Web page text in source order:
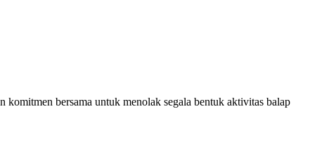
komitmen bersama untuk menolak segala bentuk aktivitas balap